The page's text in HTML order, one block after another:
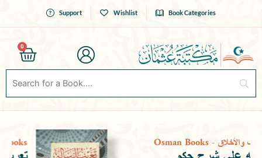
Support Wishlist Book Categories
0
Cart
Osman Books-التصوف والأخلاق